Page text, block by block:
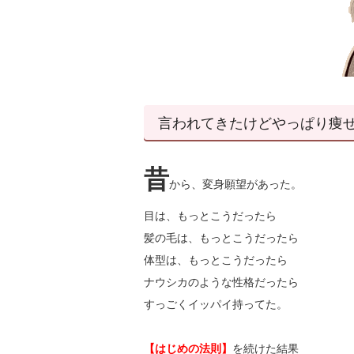
言われてきたけどやっぱり痩
昔から、変身願望があった。
目は、もっとこうだったら
髪の毛は、もっとこうだったら
体型は、もっとこうだったら
ナウシカのような性格だったら
すっごくイッパイ持ってた。
【はじめの法則】 を続けた結果